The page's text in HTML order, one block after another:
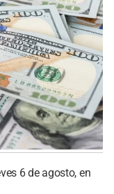
6 de agosto, en